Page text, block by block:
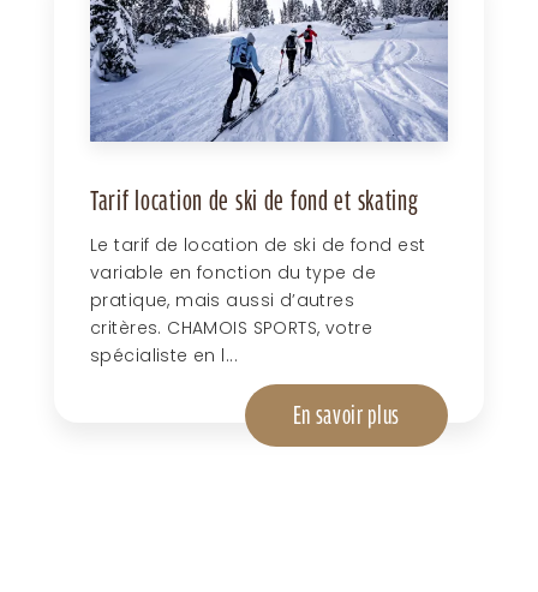
Tarif location de ski de fond et skating
Le tarif de location de ski de fond est
variable en fonction du type de
pratique, mais aussi d’autres
critères. CHAMOIS SPORTS, votre
spécialiste en l...
En savoir plus